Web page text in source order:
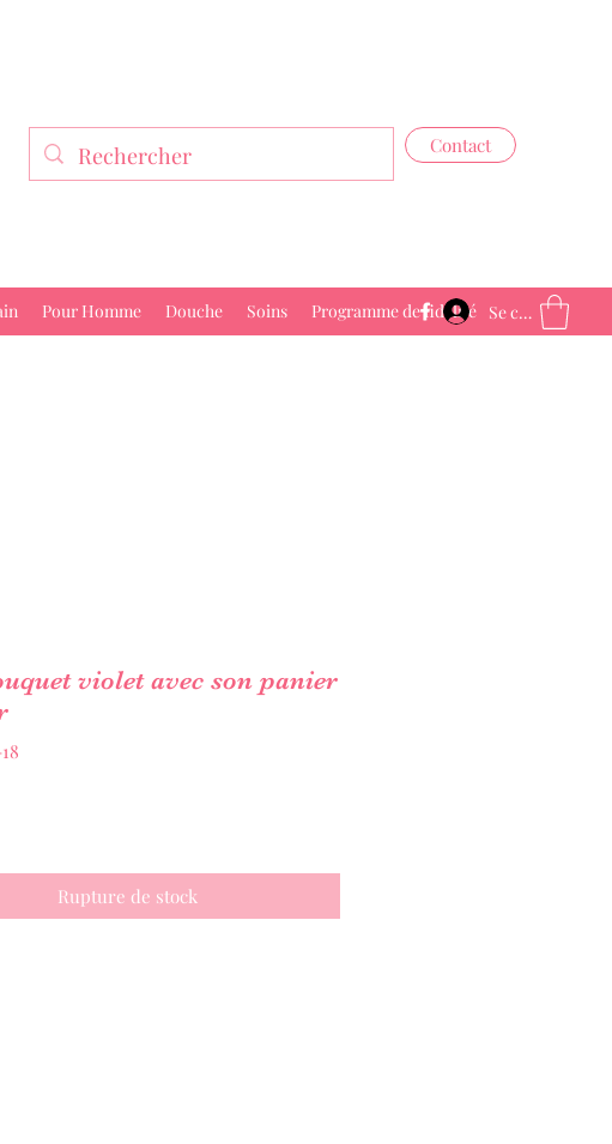
Contact
Pour Homme Douche Soins Programme de fidélité Se connecter
violet avec son panier
Rupture de stock